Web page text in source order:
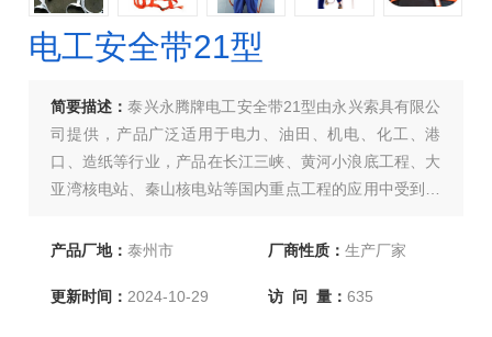
电工安全带21型
简要描述：泰兴永腾牌电工安全带21型由永兴索具有限公
司提供，产品广泛适用于电力、油田、机电、化工、港
口、造纸等行业，产品在长江三峡、黄河小浪底工程、大
亚湾核电站、秦山核电站等国内重点工程的应用中受到了
产品厂地：泰州市 厂商性质： 生产厂家
更新时间：2024-10-29 访 问 量： 635